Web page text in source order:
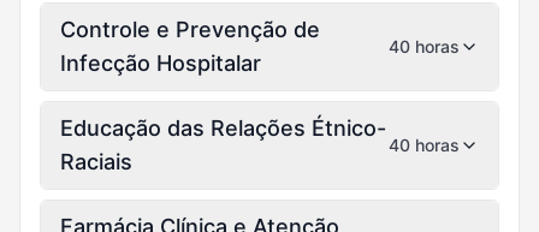
Controle e Prevenção de
Infecção Hospitalar
40 horas
Educação das Relações Étnico-
Raciais
40 horas
Farmácia Clínica e Atenção